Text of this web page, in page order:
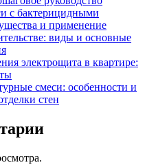
с бактерицидными
и применение
виды и основные
электрощита в квартире:
смеси: особенности и
стен